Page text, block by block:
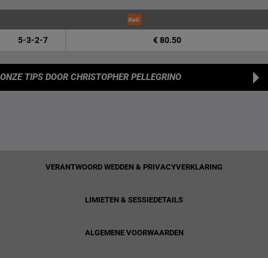
5-3-2-7 € 80.50
ONZE TIPS DOOR CHRISTOPHER PELLEGRINO
VERANTWOORD WEDDEN & PRIVACYVERKLARING
LIMIETEN & SESSIEDETAILS
ALGEMENE VOORWAARDEN